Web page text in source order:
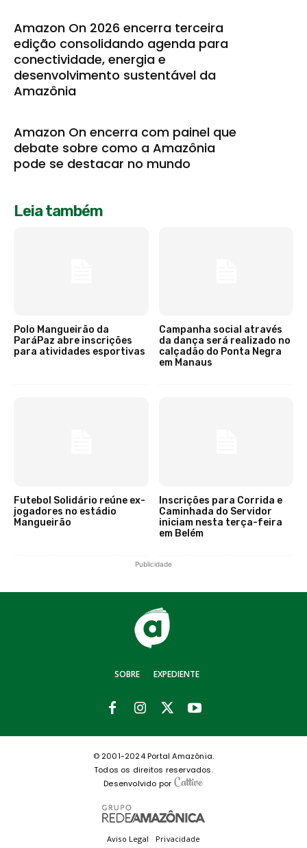
Amazon On 2026 encerra terceira
edição consolidando agenda para
conectividade, energia e
desenvolvimento sustentável da
Amazônia
Amazon On encerra com painel que
debate sobre como a Amazônia
pode se destacar no mundo
Leia também
Polo Mangueirão da
ParáPaz abre inscrições
para atividades esportivas
Campanha social através
da dança será realizado no
calçadão do Ponta Negra
em Manaus
Futebol Solidário reúne ex-
jogadores no estádio
Mangueirão
Inscrições para Corrida e
Caminhada do Servidor
iniciam nesta terça-feira
em Belém
Publicidade
SOBRE EXPEDIENTE
© 2001-2024 Portal Amazônia.
Todos os direitos reservados.
Desenvolvido por
Aviso Legal Privacidade